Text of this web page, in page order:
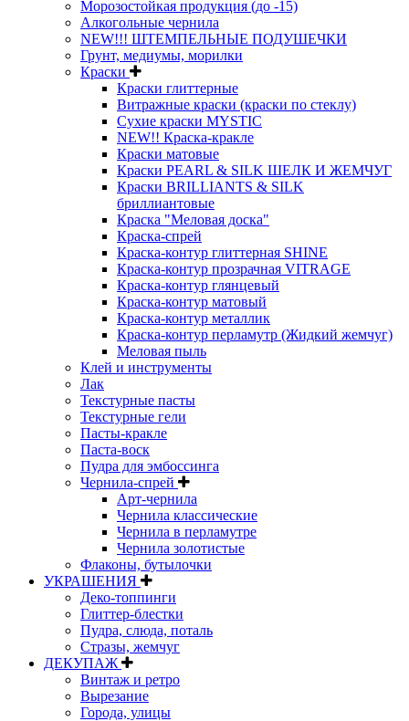
Морозостойкая продукция (до -15)
Алкогольные чернила
NEW!!! ШТЕМПЕЛЬНЫЕ ПОДУШЕЧКИ
Грунт, медиумы, морилки
Краски
Краски глиттерные
Витражные краски (краски по стеклу)
Сухие краски MYSTIC
NEW!! Краска-кракле
Краски матовые
Краски PEARL & SILK ШЕЛК И ЖЕМЧУГ
Краски BRILLIANTS & SILK
бриллиантовые
Краска "Меловая доска"
Краска-спрей
Краска-контур глиттерная SHINE
Краска-контур прозрачная VITRAGE
Краска-контур глянцевый
Краска-контур матовый
Краска-контур металлик
Краска-контур перламутр (Жидкий жемчуг)
Меловая пыль
Клей и инструменты
Лак
Текстурные пасты
Текстурные гели
Пасты-кракле
Паста-воск
Пудра для эмбоссинга
Чернила-спрей
Арт-чернила
Чернила классические
Чернила в перламутре
Чернила золотистые
Флаконы, бутылочки
УКРАШЕНИЯ
Деко-топпинги
Глиттер-блестки
Пудра, слюда, поталь
Стразы, жемчуг
ДЕКУПАЖ
Винтаж и ретро
Вырезание
Города, улицы